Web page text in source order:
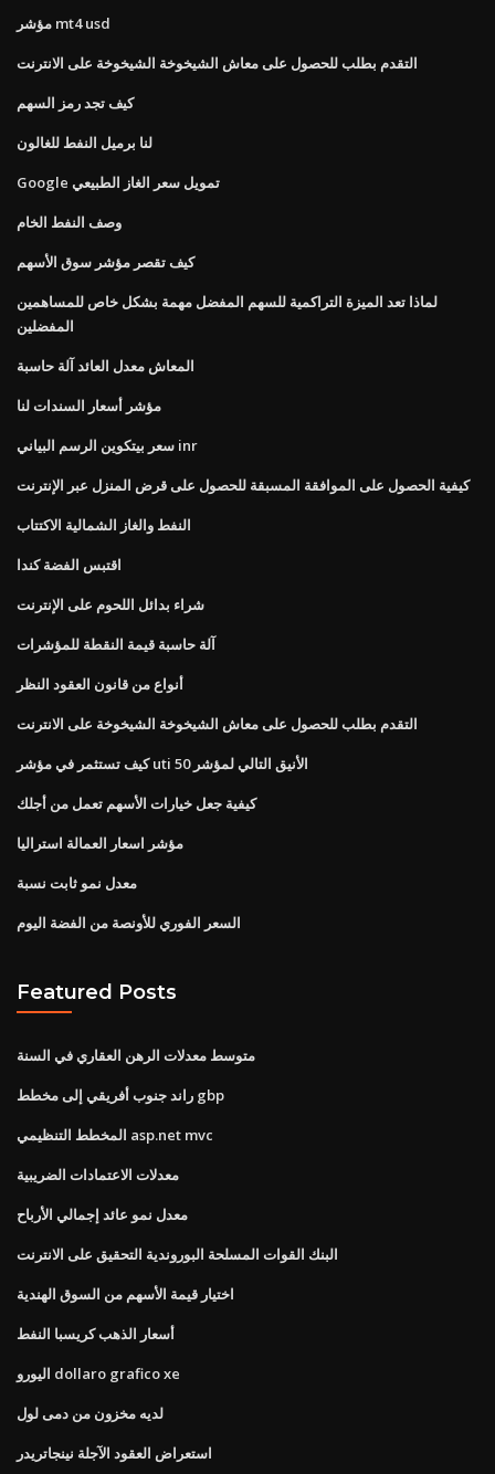
مؤشر mt4 usd
التقدم بطلب للحصول على معاش الشيخوخة الشيخوخة على الانترنت
كيف تجد رمز السهم
لنا برميل النفط للغالون
Google تمويل سعر الغاز الطبيعي
وصف النفط الخام
كيف تقصر مؤشر سوق الأسهم
لماذا تعد الميزة التراكمية للسهم المفضل مهمة بشكل خاص للمساهمين
المفضلين
المعاش معدل العائد آلة حاسبة
مؤشر أسعار السندات لنا
سعر بيتكوين الرسم البياني inr
كيفية الحصول على الموافقة المسبقة للحصول على قرض المنزل عبر الإنترنت
النفط والغاز الشمالية الاكتتاب
اقتبس الفضة كندا
شراء بدائل اللحوم على الإنترنت
آلة حاسبة قيمة النقطة للمؤشرات
أنواع من قانون العقود النظر
التقدم بطلب للحصول على معاش الشيخوخة الشيخوخة على الانترنت
كيف تستثمر في مؤشر uti الأنيق التالي لمؤشر 50
كيفية جعل خيارات الأسهم تعمل من أجلك
مؤشر اسعار العمالة استراليا
معدل نمو ثابت نسبة
السعر الفوري للأونصة من الفضة اليوم
Featured Posts
متوسط ​​معدلات الرهن العقاري في السنة
راند جنوب أفريقي إلى مخطط gbp
المخطط التنظيمي asp.net mvc
معدلات الاعتمادات الضريبية
معدل نمو عائد إجمالي الأرباح
البنك القوات المسلحة البوروندية التحقيق على الانترنت
اختيار قيمة الأسهم من السوق الهندية
أسعار الذهب كريسبا النفط
اليورو dollaro grafico xe
لديه مخزون من دمى لول
استعراض العقود الآجلة نينجاتريدر